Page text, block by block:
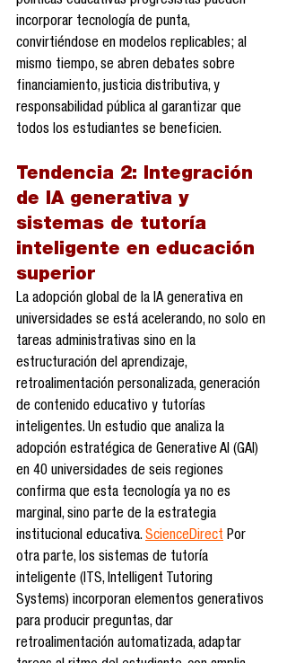
incorporar tecnología de punta,
convirtiéndose en modelos replicables; al
mismo tiempo, se abren debates sobre
financiamiento, justicia distributiva, y
responsabilidad pública al garantizar que
todos los estudiantes se beneficien.
Tendencia 2: Integración
de IA generativa y
sistemas de tutoría
inteligente en educación
superior
La adopción global de la IA generativa en
universidades se está acelerando, no solo en
tareas administrativas sino en la
estructuración del aprendizaje,
retroalimentación personalizada, generación
de contenido educativo y tutorías
inteligentes. Un estudio que analiza la
adopción estratégica de Generative AI (GAI)
en 40 universidades de seis regiones
confirma que esta tecnología ya no es
marginal, sino parte de la estrategia
institucional educativa. ScienceDirect Por
otra parte, los sistemas de tutoría
inteligente (ITS, Intelligent Tutoring
Systems) incorporan elementos generativos
para producir preguntas, dar
retroalimentación automatizada, adaptar